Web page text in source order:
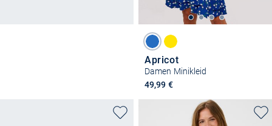
Apricot
Damen Minikleid
49,99 €